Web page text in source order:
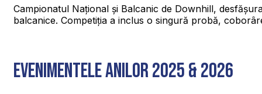
Campionatul Național și Balcanic de Downhill,
balcanice. Competiția a inclus o singură probă,
EVENIMENTEle anilor 2025 & 2026